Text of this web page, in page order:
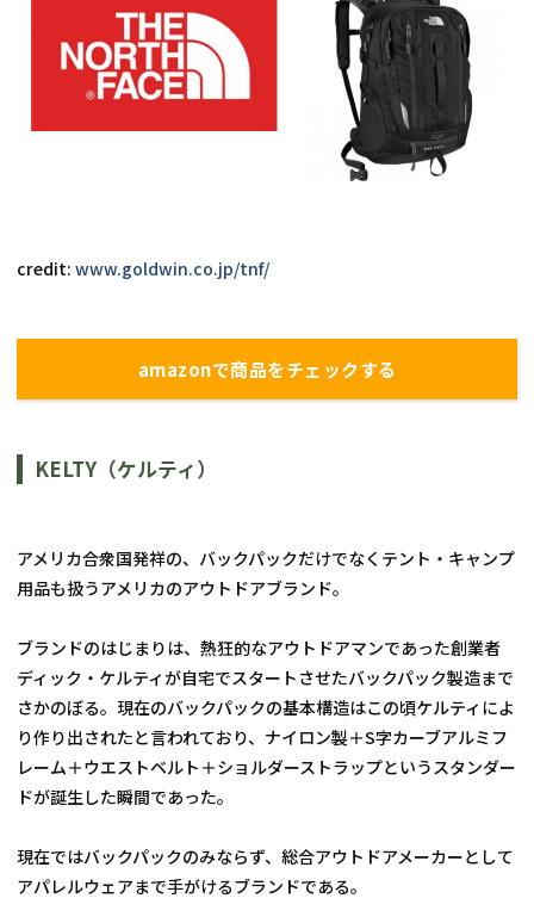
credit: www.goldwin.co.jp/tnf/
amazonで商品をチェックする
KELTY（ケルティ）
アメリカ合衆国発祥の、バックパックだけでなくテント・キャンプ
用品も扱うアメリカのアウトドアブランド。
ブランドのはじまりは、熱狂的なアウトドアマンであった創業者
ディック・ケルティが自宅でスタートさせたバックパック製造まで
さかのぼる。現在のバックパックの基本構造はこの頃ケルティによ
り作り出されたと言われており、ナイロン製＋S字カーブアルミフ
レーム＋ウエストベルト＋ショルダーストラップというスタンダー
ドが誕生した瞬間であった。
現在ではバックパックのみならず、総合アウトドアメーカーとして
アパレルウェアまで手がけるブランドである。